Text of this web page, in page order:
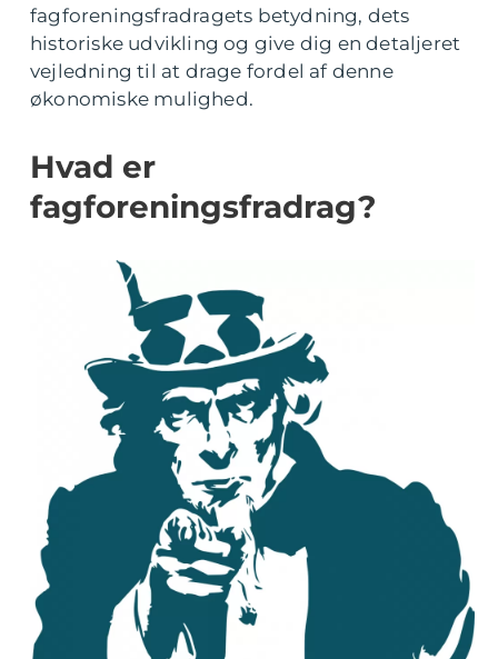
fagforeningsfradragets betydning, dets
historiske udvikling og give dig en detaljeret
vejledning til at drage fordel af denne
økonomiske mulighed.
Hvad er
fagforeningsfradrag?